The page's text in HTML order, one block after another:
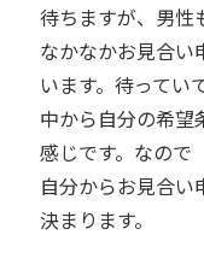
待ちますが、男性
なかなかお見合い
います。待ってい
中から自分の希望
感じです。なので
自分からお見合
決まります。